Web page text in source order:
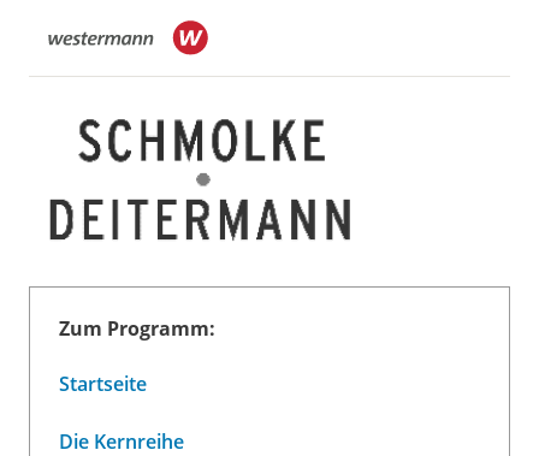
Zum Programm:
Startseite
Die Kernreihe